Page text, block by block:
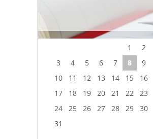
1
2
3
4 5 6 7 8
9
10
11 12 13 14 15
16
17
18 19 20 21 22
23
24
25 26 27 28 29
30
31